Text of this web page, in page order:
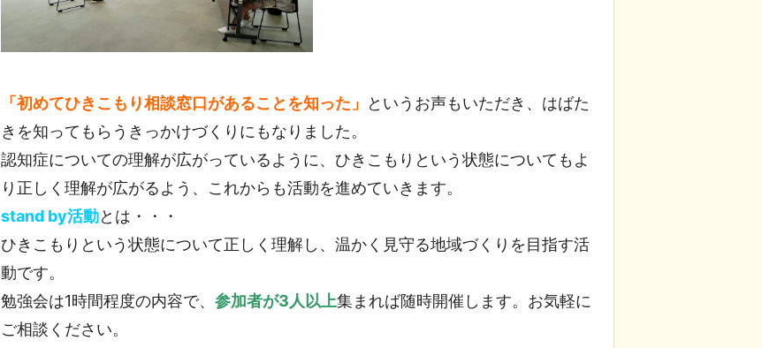
「初めてひきこもり相談窓口があることを知った」
というお声もいただき、はばた
きを知ってもらうきっかけづくりにもなりました。
認知症についての理解が広がっているように、ひきこもりという状態についてもよ
り正しく理解が広がるよう、これからも活動を進めていきます。
stand by活動とは・・・
ひきこもりという状態について正しく理解し、温かく見守る地域づくりを目指す活
動です。
勉強会は1時間程度の内容で、 参加者が3人以上集まれば随時開催します。お気軽に
ご相談ください。